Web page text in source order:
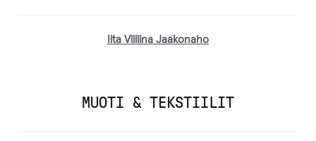
Iita Villiina Jaakonaho
MUOTI & TEKSTIILIT